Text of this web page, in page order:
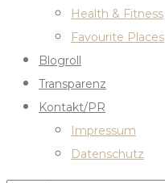
Health & Fitness
Favourite Places
Blogroll
Transparenz
Kontakt/PR
Impressum
Datenschutz